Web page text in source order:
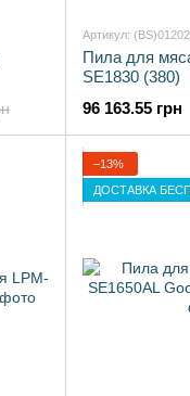
Артикул:
Пила для
SE1830 (380)
96 163.55 грн
−13%
ДОСТАВКА